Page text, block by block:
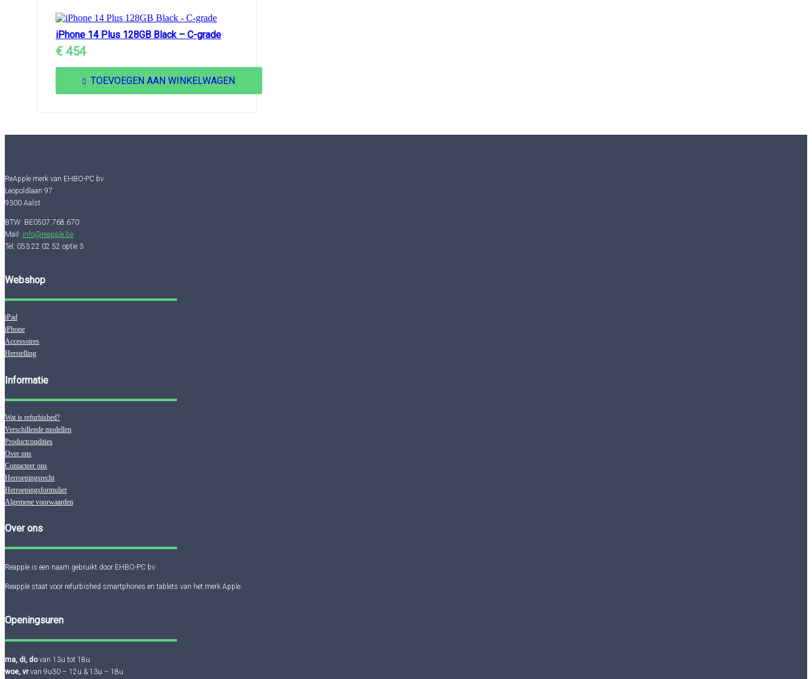
iPhone 14 Plus 128GB Black – C-grade
€ 454
TOEVOEGEN AAN WINKELWAGEN
ReApple merk van EHBO-PC bv
Leopoldlaan 97
9300 Aalst
BTW: BE0507.768.670
Mail: info@reapple.be
Tel: 053 22 02 52 optie 3
Webshop
iPad
iPhone
Accessoires
Herstelling
Informatie
Wat is refurbished?
Verschillende modellen
Productcondities
Over ons
Contacteer ons
Herroepingsrecht
Herroepingsformulier
Algemene voorwaarden
Over ons
Reapple is een naam gebruikt door EHBO-PC bv.
Reapple staat voor refurbished smartphones en tablets van het merk Apple.
Openingsuren
ma, di, dovan 13u tot 18u
woe, vrvan 9u30 – 12u & 13u – 18u